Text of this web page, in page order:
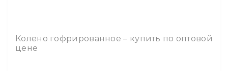
Колено гофрированное – купить по оптовой
цене